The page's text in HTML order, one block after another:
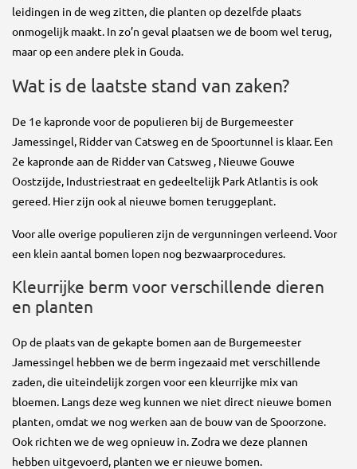
leidingen in de weg zitten, die planten op dezelfde plaats
onmogelijk maakt. In zo’n geval plaatsen we de boom wel terug,
maar op een andere plek in Gouda.
Wat is de laatste stand van zaken?
De 1e kapronde voor de populieren bij de Burgemeester
Jamessingel, Ridder van Catsweg en de Spoortunnel is klaar. Een
2e kapronde aan de Ridder van Catsweg , Nieuwe Gouwe
Oostzijde, Industriestraat en gedeeltelijk Park Atlantis is ook
gereed. Hier zijn ook al nieuwe bomen teruggeplant.
Voor alle overige populieren zijn de vergunningen verleend. Voor
een klein aantal bomen lopen nog bezwaarprocedures.
Kleurrijke berm voor verschillende dieren
en planten
Op de plaats van de gekapte bomen aan de Burgemeester
Jamessingel hebben we de berm ingezaaid met verschillende
zaden, die uiteindelijk zorgen voor een kleurrijke mix van
bloemen. Langs deze weg kunnen we niet direct nieuwe bomen
planten, omdat we nog werken aan de bouw van de Spoorzone.
Ook richten we de weg opnieuw in. Zodra we deze plannen
hebben uitgevoerd, planten we er nieuwe bomen.